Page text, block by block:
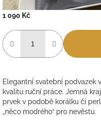
1 090 Kč
cena:
Elegantní svatební podvazek
kvalitu ruční práce. Jemná
prvek v podobě korálku či
„něco modrého“ pro nevěstu.